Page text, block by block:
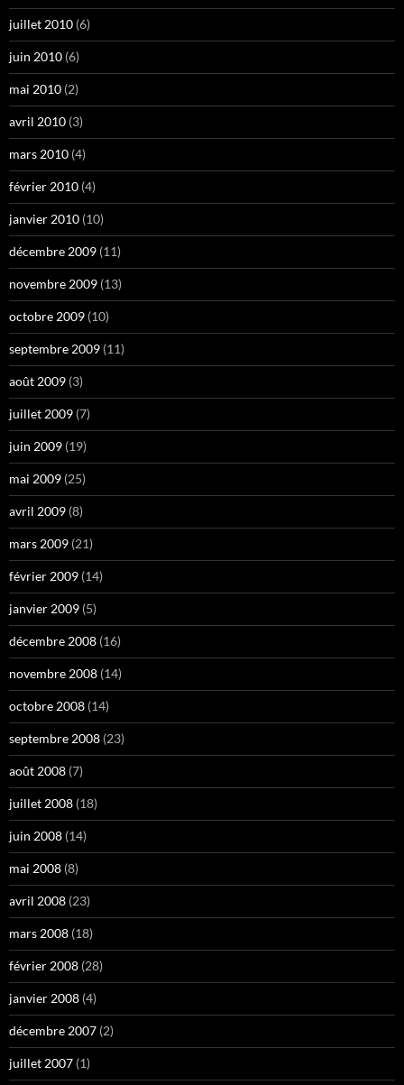
juillet 2010 (6)
juin 2010 (6)
mai 2010 (2)
avril 2010 (3)
mars 2010 (4)
février 2010 (4)
janvier 2010 (10)
décembre 2009 (11)
novembre 2009 (13)
octobre 2009 (10)
septembre 2009 (11)
août 2009 (3)
juillet 2009 (7)
juin 2009 (19)
mai 2009 (25)
avril 2009 (8)
mars 2009 (21)
février 2009 (14)
janvier 2009 (5)
décembre 2008 (16)
novembre 2008 (14)
octobre 2008 (14)
septembre 2008 (23)
août 2008 (7)
juillet 2008 (18)
juin 2008 (14)
mai 2008 (8)
avril 2008 (23)
mars 2008 (18)
février 2008 (28)
janvier 2008 (4)
décembre 2007 (2)
juillet 2007 (1)